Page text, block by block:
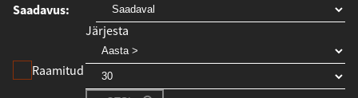
Saadavus
Raamitud
Järjesta